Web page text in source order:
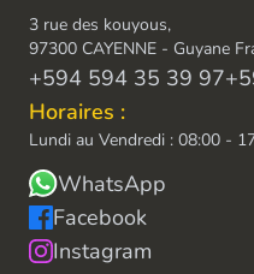
3 rue des kouyous,
97300 CAYENNE - Guyane
+594 594 35 39 97
Horaires :
Lundi au Vendredi : 08:00 -
WhatsApp
Facebook
Instagram